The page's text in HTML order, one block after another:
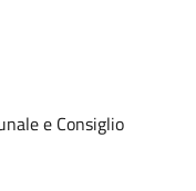
e Consiglio